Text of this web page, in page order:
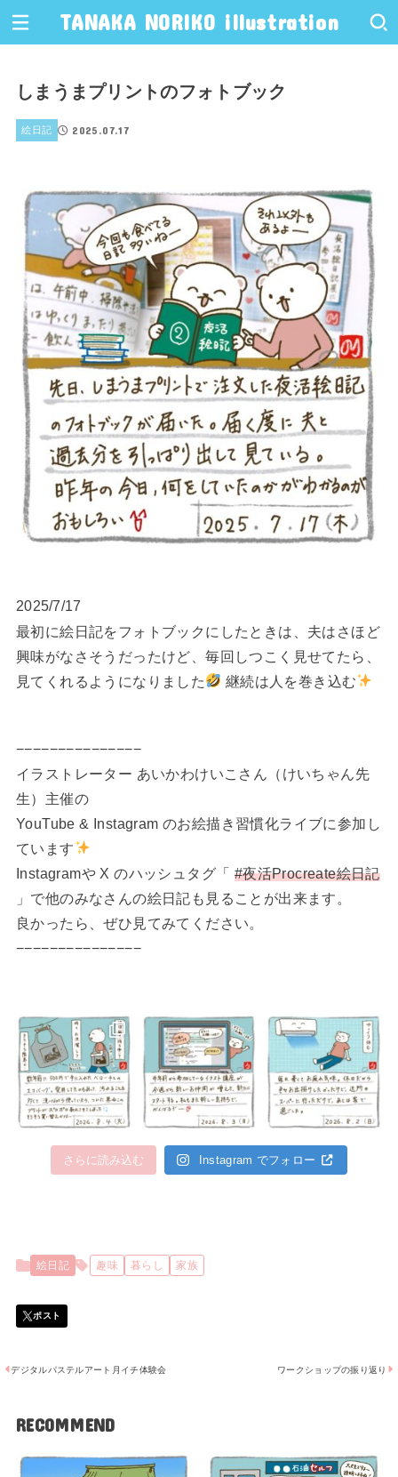
TANAKA NORIKO illustration
しまうまプリントのフォトブック
絵日記 2025.07.17
2025/7/17
最初に絵日記をフォトブックにしたときは、夫はさほど
興味がなさそうだったけど、毎回しつこく見せてたら、
見てくれるようになりました
継続は人を巻き込む
−−−−−−−−−−−−−−−
イラストレーター あいかわけいこさん（けいちゃん先
生）主催の
YouTube & Instagram のお絵描き習慣化ライブに参加し
ています
Instagramや X のハッシュタグ「 #夜活Procreate絵日記
」で他のみなさんの絵日記も見ることが出来ます。
良かったら、ぜひ見てみてください。
−−−−−−−−−−−−−−−
さらに読み込む Instagram でフォロー
絵日記 趣味 暮らし 家族
ワークショップの振り返り
デジタルパステルアート月イチ体験会
RECOMMEND